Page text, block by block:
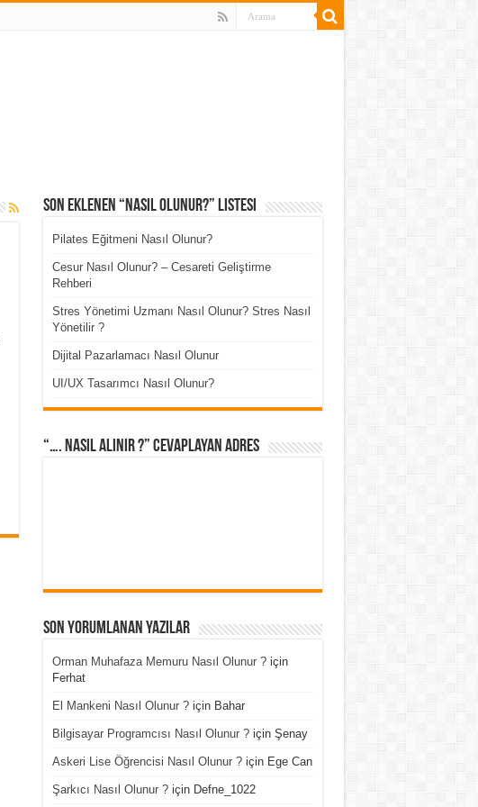
Son Eklenen “Nasıl Olunur?” Listesi
Pilates Eğitmeni Nasıl Olunur?
Cesur Nasıl Olunur? – Cesareti Geliştirme
Rehberi
Stres Yönetimi Uzmanı Nasıl Olunur? Stres Nasıl
Yönetilir ?
Dijital Pazarlamacı Nasıl Olunur
UI/UX Tasarımcı Nasıl Olunur?
“…. Nasıl Alınır ?” cevaplayan adres
Son Yorumlanan Yazılar
Orman Muhafaza Memuru Nasıl Olunur ?için
Ferhat
El Mankeni Nasıl Olunur ?için Bahar
Bilgisayar Programcısı Nasıl Olunur ?için Şenay
Askeri Lise Öğrencisi Nasıl Olunur ?için Ege Can
Şarkıcı Nasıl Olunur ?için Defne_1022